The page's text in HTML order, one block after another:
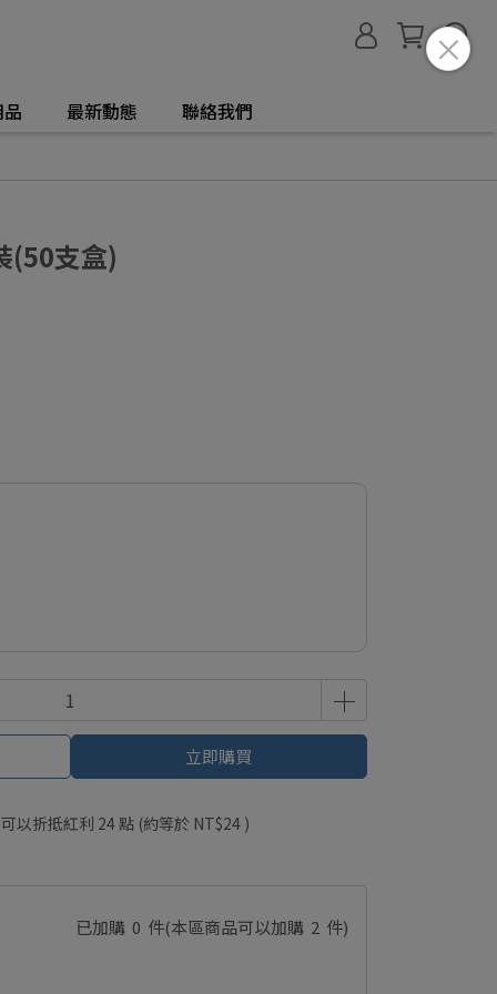
最新動態 聯絡我們
(50支盒)
立即購買
以折抵紅利 24點 (約等於 NT$24 )
已加購 0 件(本區商品可以加購 2 件)